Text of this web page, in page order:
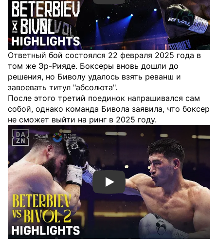
Ответный бой состоялся 22 февраля 2025 года в
том же Эр-Рияде. Боксеры вновь дошли до
решения, но Биволу удалось взять реванш и
завоевать титул "абсолюта".
После этого третий поединок напрашивался сам
собой, однако команда Бивола заявила, что боксер
не сможет выйти на ринг в 2025 году.
Смотреть видео YouTube